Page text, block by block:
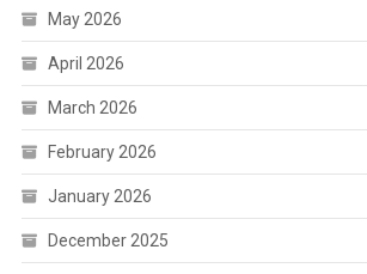
May 2026
April 2026
March 2026
February 2026
January 2026
December 2025